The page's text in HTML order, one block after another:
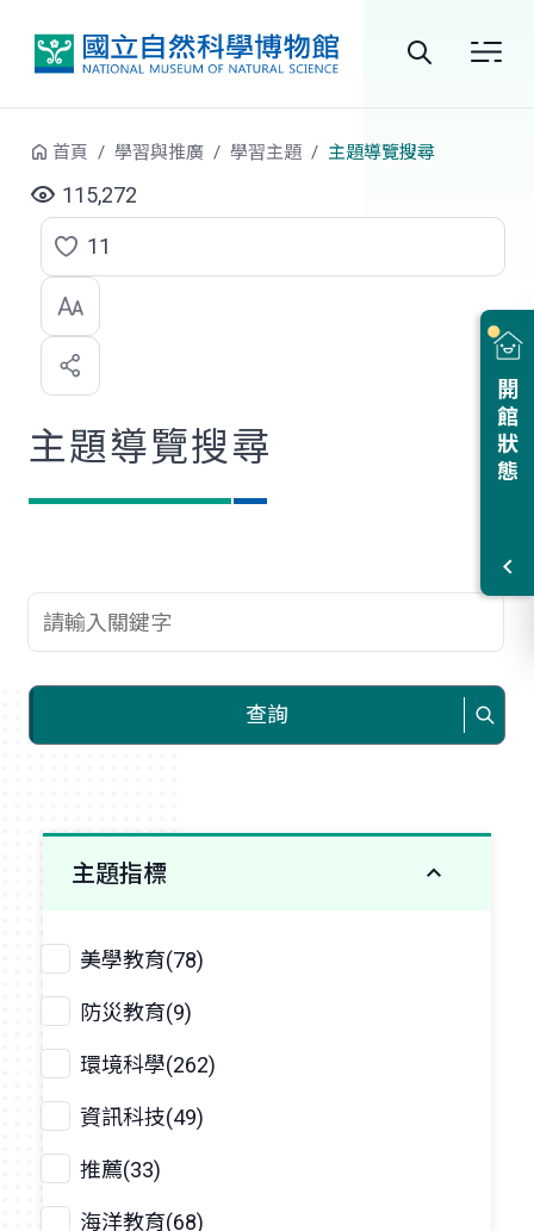
站
尋
開館狀態
首頁 學習與推廣 學習主題 主題導覽搜尋
115,272
點
選
喜
歡
11
主題導覽搜尋
查詢關鍵字
查詢
主題指標
美學教育(78)
防災教育(9)
環境科學(262)
資訊科技(49)
推薦(33)
海洋教育(68)